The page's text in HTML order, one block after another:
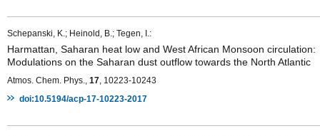
Schepanski, K.; Heinold, B.; Tegen, I.:
Harmattan, Saharan heat low and West African Monsoon circulation:
Modulations on the Saharan dust outflow towards the North Atlantic
Atmos. Chem. Phys., 17 , 10223-10243
doi:10.5194/acp-17-10223-2017